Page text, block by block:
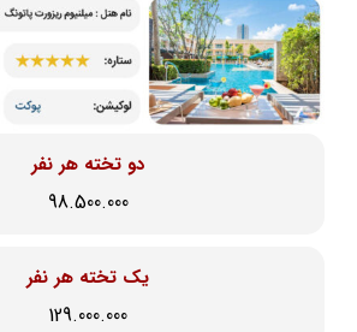
دو تخته هر نفر
98.500.000
یک تخته هر نفر
129.000.000